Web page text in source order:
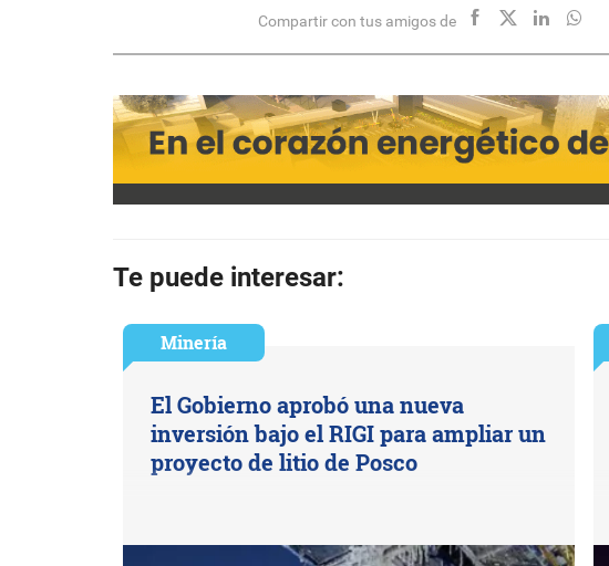
Compartir con tus amigos de
Te puede interesar:
Minería
El Gobierno aprobó una nueva
inversión bajo el RIGI para ampliar un
proyecto de litio de Posco